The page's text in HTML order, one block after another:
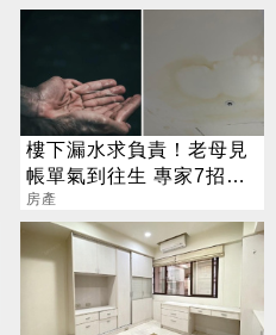
樓下漏水求負責！老母見
帳單氣到往生 專家7招教
戰：保障自身權益
房產